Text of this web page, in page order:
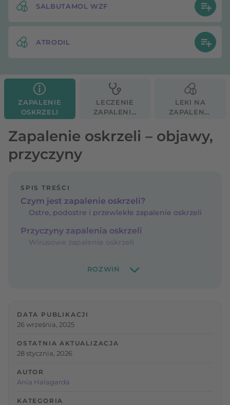
SALBUTAMOL WZF
ATRODIL
ZAPALENIE
OSKRZELI
LECZENIE
ZAPALENIA
LEKI NA
ZAPALENIE
Zapalenie oskrzeli – objawy,
przyczyny
SPIS TREŚCI
Czym jest zapalenie oskrzeli?
Ostre, podostre i przewlekłe zapalenie oskrzeli
Przyczyny zapalenia oskrzeli
Wirusowe zapalenie oskrzeli
DATA PUBLIKACJI
26 września, 2025
OSTATNIA AKTUALIZACJA
28 stycznia, 2026
AUTOR
Ania Halagarda
KATEGORIA